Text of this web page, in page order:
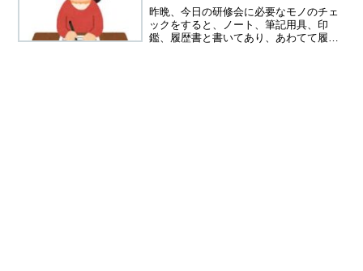
昨晩、今日の研修会に必要なモノのチェ
ックをすると、ノート、筆記用具、印
鑑、履歴書と書いてあり、あわてて履歴